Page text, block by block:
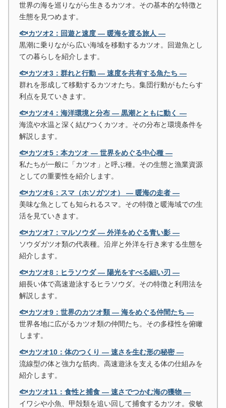
世界の海を巡りながら生きるカツオ。その基本的な特徴と
生態を見つめます。
🐟カツオ2：回遊と速度 ― 暖海を渡る旅人 ―
黒潮に乗りながら広い海域を移動するカツオ。回遊魚とし
ての暮らしを紹介します。
🐟カツオ3：群れと行動 ― 速度を共有する魚たち ―
群れを形成して移動するカツオたち。集団行動がもたらす
利点を見ていきます。
🐟カツオ4：海洋環境と分布 ― 黒潮とともに動く ―
海流や水温と深く結びつくカツオ。その分布と環境条件を
解説します。
🐟カツオ5：本カツオ ― 世界をめぐる中心種 ―
私たちが一般に「カツオ」と呼ぶ種。その生態と漁業資源
としての重要性を紹介します。
🐟カツオ6：スマ（ホソガツオ） ― 暖海の走者 ―
美味な魚としても知られるスマ。その特徴と暖海域での生
活を見ていきます。
🐟カツオ7：マルソウダ ― 外洋をめぐる青い影 ―
ソウダガツオ類の代表種。沿岸と外洋を行き来する生態を
紹介します。
🐟カツオ8：ヒラソウダ ― 陽光をすべる細い刃 ―
細長い体で高速遊泳するヒラソウダ。その特徴と利用法を
解説します。
🐟カツオ9：世界のカツオ類 ― 海をめぐる仲間たち ―
世界各地に広がるカツオ類の仲間たち。その多様性を俯瞰
します。
🐟カツオ10：体のつくり ― 速さを生む形の秘密 ―
流線型の体と強力な筋肉。高速遊泳を支える体の仕組みを
紹介します。
🐟カツオ11：食性と捕食 ― 速さでつかむ海の獲物 ―
イワシや小魚、甲殻類を追い回して捕食するカツオ。俊敏